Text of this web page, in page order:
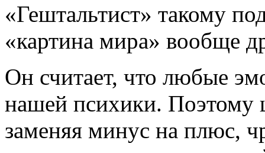
«Гештальтист» такому
«картина мира» вообще
Он считает, что любые
нашей психики. Поэтому
заменяя минус на плюс,